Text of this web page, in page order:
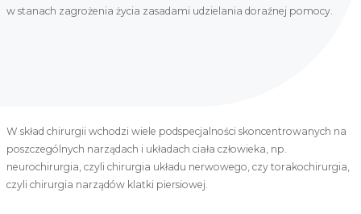
w stanach zagrożenia życia zasadami udzielania doraźnej pomocy.
W skład chirurgii wchodzi wiele podspecjalności skoncentrowanych na
poszczególnych narządach i układach ciała człowieka, np.
neurochirurgia, czyli chirurgia układu nerwowego, czy torakochirurgia,
czyli chirurgia narządów klatki piersiowej.